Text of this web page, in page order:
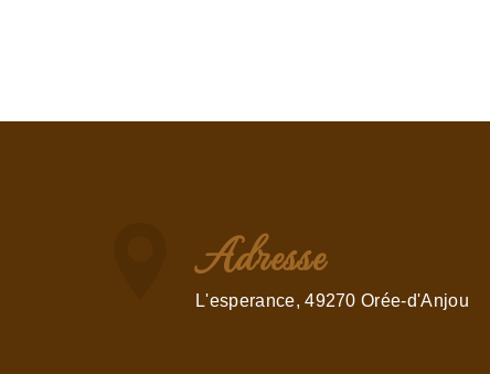
Adresse
L'esperance, 49270 Orée-d'Anjou